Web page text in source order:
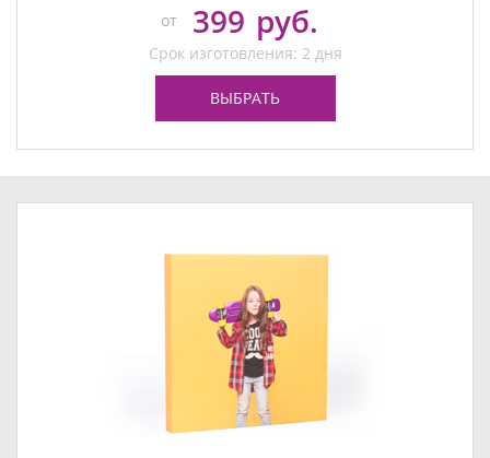
от 399 руб.
Срок изготовления: 2 дня
ВЫБРАТЬ